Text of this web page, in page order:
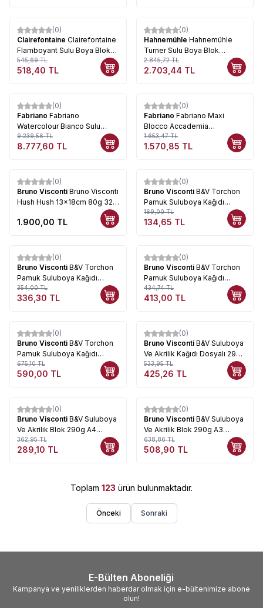
%5
(0)
Clairefontaine Clairefontaine
Flamboyant Sulu Boya Blok
250g 24x32cm 10 Yaprak
545,69TL
518,40 TL
%5
(0)
Hahnemühle Hahnemühle
Turner Sulu Boya Blok
30x40cm 300g 10 Yaprak
2.845,72TL
2.703,44 TL
%5
(0)
Fabriano Fabriano
Watercolour Bianco Sulu
Boya Rulo Kağıt 300g 1,5x10
Metre
9.239,56TL
8.777,60 TL
%5
(0)
Fabriano Fabriano Maxi
Blocco Accademia
Watercolor Sulu Boya Blok
27x35cm 240g 100 Yaprak
1.653,47TL
1.570,85 TL
(0)
Bruno Visconti Bruno Visconti
Hush Hush 13x18cm 80g 320
1.900,00 TL
%20
(0)
Bruno Visconti B&V Torchon
Pamuk Suluboya Kağıdı
Dosyalı 250g A5 (14,8x21cm)
10 Yaprak 4-140
169,00TL
134,65 TL
%5
(0)
Bruno Visconti B&V Torchon
Pamuk Suluboya Kağıdı
Dosyalı 250g A4 (21x19cm) 10
Yaprak 4-141
354,00TL
336,30 TL
%5
(0)
Bruno Visconti B&V Torchon
Pamuk Suluboya Kağıdı
Dosyalı 250g A3 (29,7x42cm)
10 Yaprak 4-142
434,74TL
413,00 TL
%13
(0)
Bruno Visconti B&V Torchon
Pamuk Suluboya Kağıdı
Dosyalı 250g A2 (42x60cm)
10 Yaprak 4-143
675,10TL
590,00 TL
%20
(0)
Bruno Visconti B&V Suluboya
Ve Akrilik Kağıdı Dosyalı 290g
A2 (42x60cm) 10 Yaprak 4-
114
533,95TL
425,26 TL
%20
(0)
Bruno Visconti B&V Suluboya
Ve Akrilik Blok 290g A4
(21x19cm) 20 Yaprak 1-20-
035
362,95TL
289,10 TL
%20
(0)
Bruno Visconti B&V Suluboya
Ve Akrilik Blok 290g A3
(29,7x42cm) 20 Yaprak 1-20-
036
638,86TL
508,90 TL
Toplam 123 ürün bulunmaktadır.
Önceki Sonraki
E-Bülten Aboneliği
Kampanya ve yeniliklerden haberdar olmak için e-bültenimize abone
olun!